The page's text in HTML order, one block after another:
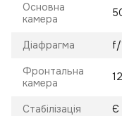
Основна
камера
Діафрагма f/
Фронтальна
камера
Стабілізація Є